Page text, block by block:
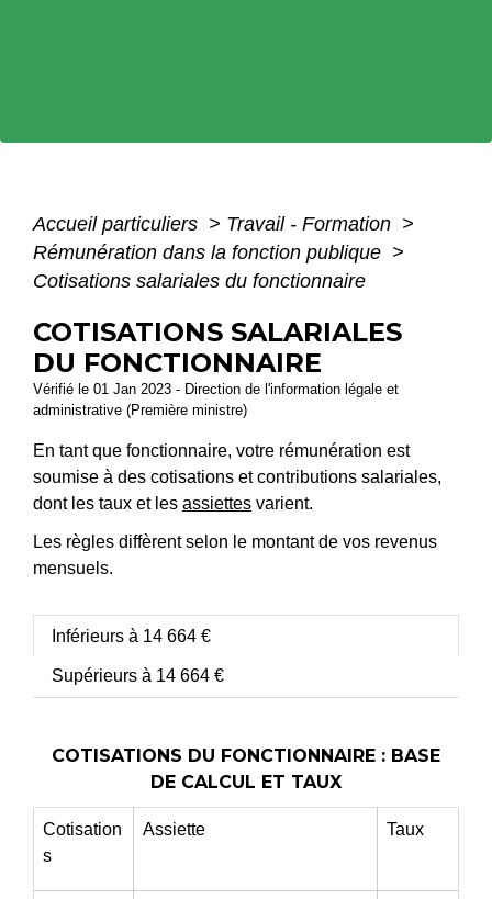
Accueil particuliers > Travail - Formation >
Rémunération dans la fonction publique >
Cotisations salariales du fonctionnaire
COTISATIONS SALARIALES
DU FONCTIONNAIRE
Vérifié le 01 Jan 2023 - Direction de l'information légale et
administrative (Première ministre)
En tant que fonctionnaire, votre rémunération est
soumise à des cotisations et contributions salariales,
dont les taux et les assiettes varient.
Les règles diffèrent selon le montant de vos revenus
mensuels.
Inférieurs à 14 664 €
Supérieurs à 14 664 €
COTISATIONS DU FONCTIONNAIRE : BASE
DE CALCUL ET TAUX
Cotisation
s
Assiette Taux